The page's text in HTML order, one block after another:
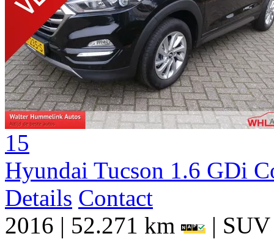
15
Hyundai Tucson 1.6 GDi
Details Contact
2016 | 52.271 km | SUV